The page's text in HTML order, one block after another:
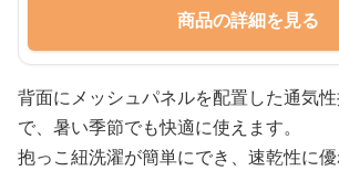
商品の詳細を見る
背面にメッシュパネルを配置した通気
で、暑い季節でも快適に使えます。
抱っこ紐洗濯が簡単にでき、速乾性に